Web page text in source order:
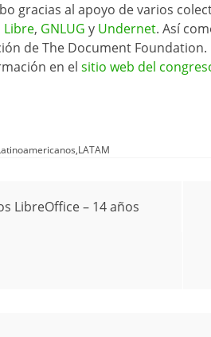
gracias al apoyo de varios
Libre, GNLUG y Undernet. Así
de The Document
en el sitio web del
,LATAM
LibreOffice – 14 años